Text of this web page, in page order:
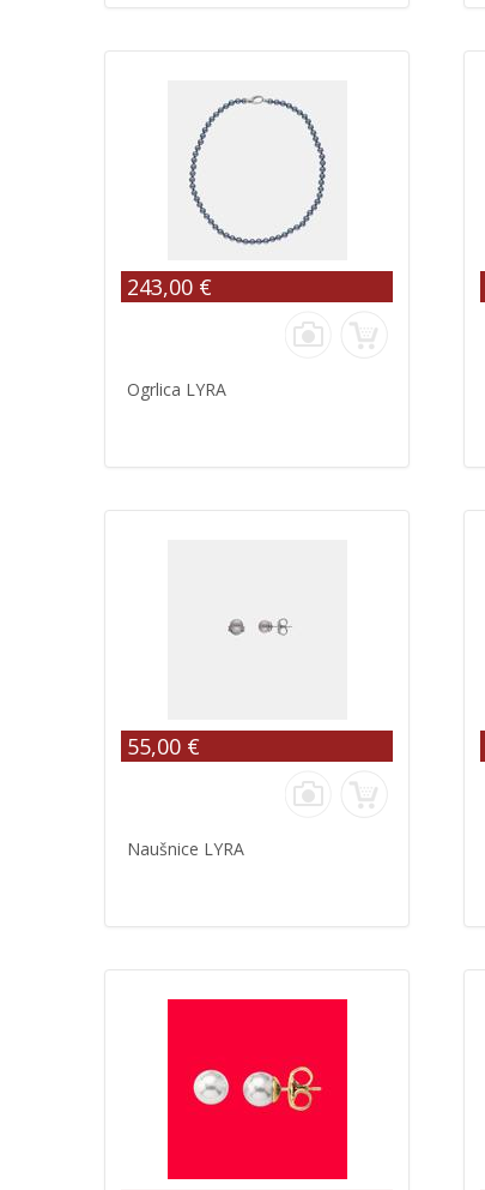
243,00 €
Ogrlica LYRA
55,00 €
Naušnice LYRA